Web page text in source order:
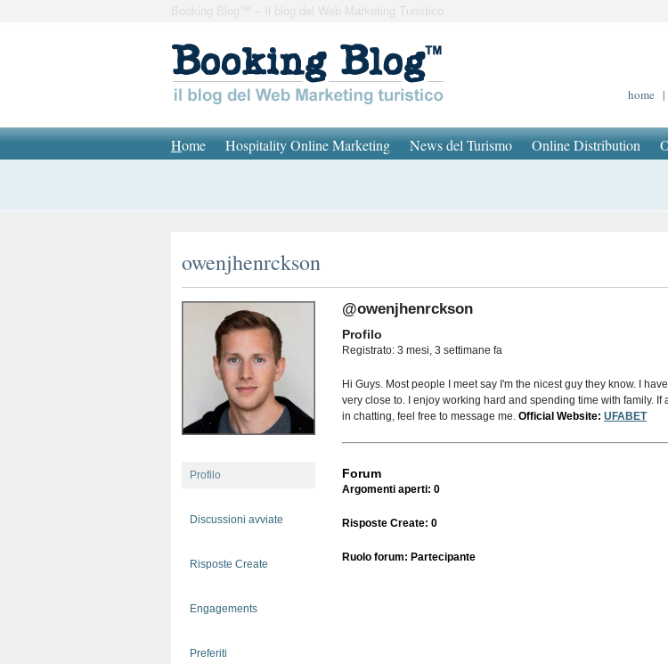
Booking Blog™ – Il blog del Web Marketing Turistico
home |
Home Hospitality Online Marketing News del Turismo Online Distribution
owenjhenrckson
Profilo
Discussioni avviate
Risposte Create
Engagements
Preferiti
@owenjhenrckson
Profilo
Registrato: 3 mesi, 3 settimane fa
Hi Guys. Most people I meet say I'm the nicest guy they know. I
very close to. I enjoy working hard and spending time with family. If
in chatting, feel free to message me. Official Website: UFABET
Forum
Argomenti aperti: 0
Risposte Create: 0
Ruolo forum: Partecipante